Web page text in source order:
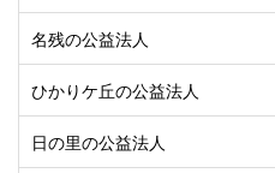
名残の公益法人
ひかりケ丘の公益法人
日の里の公益法人